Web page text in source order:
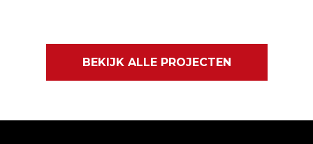
BEKIJK ALLE PROJECTEN